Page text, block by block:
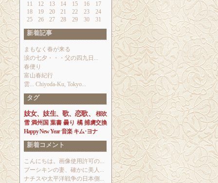
11
12 13 14 15 16
17
18
19 20 21 22 23
24
25
26 27 28 29 30 31
新着記事
まもなく春が来る
涙の七夕・・・父の四九日...
春便り
富山春紀行
雲... Chiyoda-Ku, Tokyo...
タグ
妓女、妓生、歌、恋歌、
桜吹
雪 満州国 葉書 曇り 橘 捕虜交換
Happy New Year 音楽 キム･ヨナ
新着コメント
こんにちは。画像使用許可の...
プーシキンの妻、確かに美人...
ナチスや太平洋戦争の日本側...